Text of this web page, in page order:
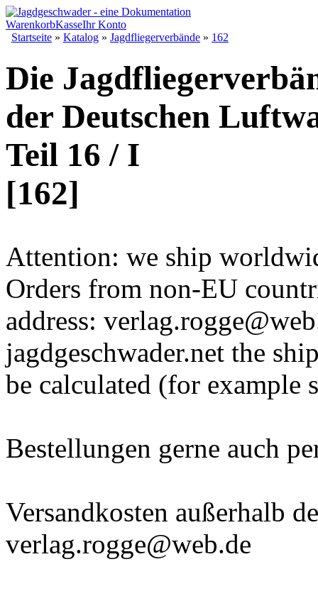
WarenkorbKasseIhr Konto
Startseite » Katalog » Jagdfliegerverbände » 162
Die
der Deutschen
Teil 16 / I
[162]
Attention: we ship
Orders from non-EU
address:
jagdgeschwader.net the
be calculated (for example
Bestellungen gerne auch
Versandkosten außerhalb
verlag.rogge@web.de